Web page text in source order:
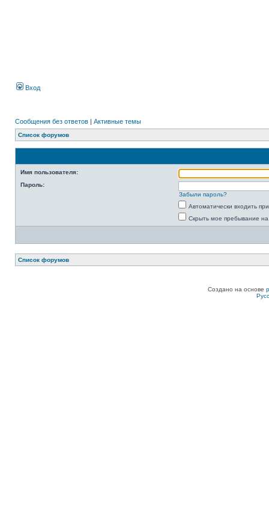
Вход
Сообщения без ответов | Активные темы
Список форумов
Имя пользователя:
Пароль:
Забыли пароль?
Автоматически входить
Скрыть мое пребывание
Список форумов
Создано на основе